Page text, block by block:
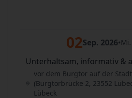
02Sep. 2026•
Unterhaltsam, informativ &
vor dem Burgtor auf der
(Burgtorbrücke 2, 23552
Lübeck